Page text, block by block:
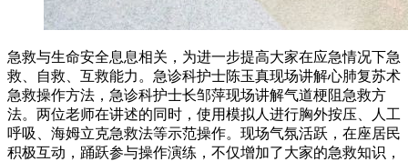
急救与生命安全息息相关，为进一步提高大家在应急情况下急
救、自救、互救能力。急诊科护士陈玉真现场讲解心肺复苏术
急救操作方法，急诊科护士长邹萍现场讲解气道梗阻急救方
法。两位老师在讲述的同时，使用模拟人进行胸外按压、人工
呼吸、海姆立克急救法等示范操作。现场气氛活跃，在座居民
积极互动，踊跃参与操作演练，不仅增加了大家的急救知识，